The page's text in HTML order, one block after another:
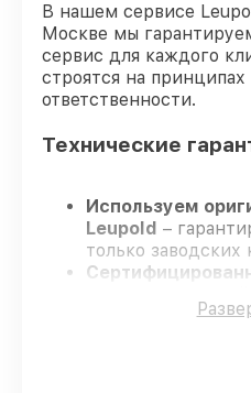
В нашем сервисе
Москве мы
сервис для каждого
строятся на
ответственности.
Технические
Используем
Leupold –
только
навыков, что